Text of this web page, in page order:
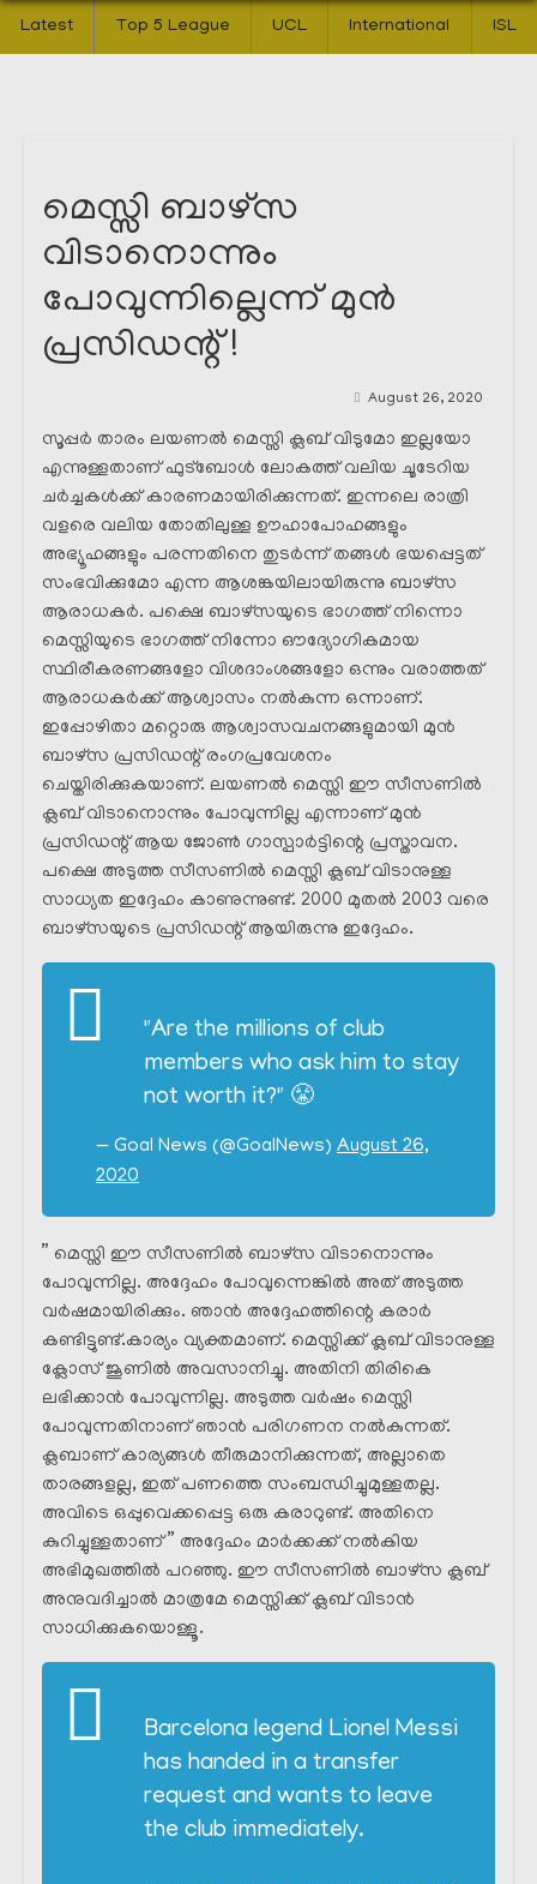
Latest Top 5 League UCL International ISL
മെസ്സി ബാഴ്സ
വിടാനൊന്നും
പോവുന്നില്ലെന്ന് മുൻ
പ്രസിഡന്റ്‌ !
August 26, 2020
സൂപ്പർ താരം ലയണൽ മെസ്സി ക്ലബ് വിടുമോ ഇല്ലയോ
എന്നുള്ളതാണ് ഫുട്ബോൾ ലോകത്ത് വലിയ ചൂടേറിയ
ചർച്ചകൾക്ക് കാരണമായിരിക്കുന്നത്. ഇന്നലെ രാത്രി
വളരെ വലിയ തോതിലുള്ള ഊഹാപോഹങ്ങളും
അഭ്യൂഹങ്ങളും പരന്നതിനെ തുടർന്ന് തങ്ങൾ ഭയപ്പെട്ടത്
സംഭവിക്കുമോ എന്ന ആശങ്കയിലായിരുന്നു ബാഴ്സ
ആരാധകർ. പക്ഷെ ബാഴ്‌സയുടെ ഭാഗത്ത് നിന്നൊ
മെസ്സിയുടെ ഭാഗത്ത് നിന്നോ ഔദ്യോഗികമായ
സ്ഥിരീകരണങ്ങളോ വിശദാംശങ്ങളോ ഒന്നും വരാത്തത്
ആരാധകർക്ക് ആശ്വാസം നൽകുന്ന ഒന്നാണ്.
ഇപ്പോഴിതാ മറ്റൊരു ആശ്വാസവചനങ്ങളുമായി മുൻ
ബാഴ്‌സ പ്രസിഡന്റ്‌ രംഗപ്രവേശനം
ചെയ്തിരിക്കുകയാണ്. ലയണൽ മെസ്സി ഈ സീസണിൽ
ക്ലബ് വിടാനൊന്നും പോവുന്നില്ല എന്നാണ് മുൻ
പ്രസിഡന്റ്‌ ആയ ജോൺ ഗാസ്പാർട്ടിന്റെ പ്രസ്താവന.
പക്ഷെ അടുത്ത സീസണിൽ മെസ്സി ക്ലബ് വിടാനുള്ള
സാധ്യത ഇദ്ദേഹം കാണുന്നുണ്ട്. 2000 മുതൽ 2003 വരെ
ബാഴ്സയുടെ പ്രസിഡന്റ്‌ ആയിരുന്നു ഇദ്ദേഹം.
"Are the millions of club
members who ask him to stay
not worth it?" 😤
— Goal News (@GoalNews) August 26,
2020
” മെസ്സി ഈ സീസണിൽ ബാഴ്‌സ വിടാനൊന്നും
പോവുന്നില്ല. അദ്ദേഹം പോവുന്നെങ്കിൽ അത്‌ അടുത്ത
വർഷമായിരിക്കും. ഞാൻ അദ്ദേഹത്തിന്റെ കരാർ
കണ്ടിട്ടുണ്ട്.കാര്യം വ്യക്തമാണ്. മെസ്സിക്ക് ക്ലബ് വിടാനുള്ള
ക്ലോസ് ജൂണിൽ അവസാനിച്ചു. അതിനി തിരികെ
ലഭിക്കാൻ പോവുന്നില്ല. അടുത്ത വർഷം മെസ്സി
പോവുന്നതിനാണ് ഞാൻ പരിഗണന നൽകുന്നത്.
ക്ലബാണ് കാര്യങ്ങൾ തീരുമാനിക്കുന്നത്, അല്ലാതെ
താരങ്ങളല്ല, ഇത് പണത്തെ സംബന്ധിച്ചുമുള്ളതല്ല.
അവിടെ ഒപ്പുവെക്കപ്പെട്ട ഒരു കരാറുണ്ട്. അതിനെ
കുറിച്ചുള്ളതാണ് ” അദ്ദേഹം മാർക്കക്ക് നൽകിയ
അഭിമുഖത്തിൽ പറഞ്ഞു. ഈ സീസണിൽ ബാഴ്‌സ ക്ലബ്
അനുവദിച്ചാൽ മാത്രമേ മെസ്സിക്ക് ക്ലബ് വിടാൻ
സാധിക്കുകയൊള്ളൂ.
Barcelona legend Lionel Messi
has handed in a transfer
request and wants to leave
the club immediately.